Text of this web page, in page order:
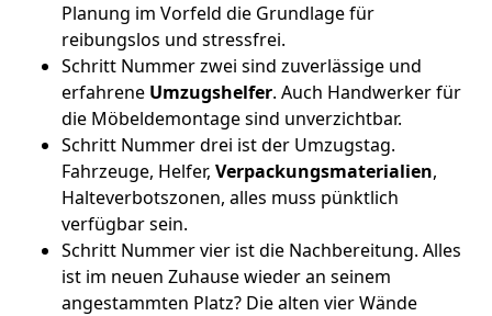
Planung im Vorfeld die Grundlage für
reibungslos und stressfrei.
Schritt Nummer zwei sind zuverlässige und
erfahrene Umzugshelfer. Auch Handwerker für
die Möbeldemontage sind unverzichtbar.
Schritt Nummer drei ist der Umzugstag.
Fahrzeuge, Helfer, Verpackungsmaterialien,
Halteverbotszonen, alles muss pünktlich
verfügbar sein.
Schritt Nummer vier ist die Nachbereitung. Alles
ist im neuen Zuhause wieder an seinem
angestammten Platz? Die alten vier Wände